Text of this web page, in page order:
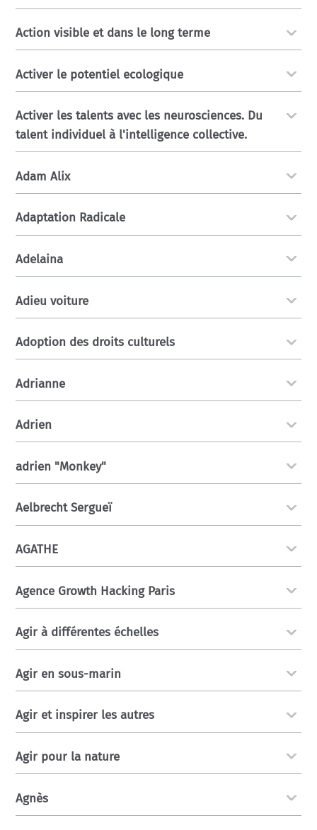
Action visible et dans le long terme
Activer le potentiel ecologique
Activer les talents avec les neurosciences. Du
talent individuel à l'intelligence collective.
Adam Alix
Adaptation Radicale
Adelaina
Adieu voiture
Adoption des droits culturels
Adrianne
Adrien
adrien "Monkey"
Aelbrecht Sergueï
AGATHE
Agence Growth Hacking Paris
Agir à différentes échelles
Agir en sous-marin
Agir et inspirer les autres
Agir pour la nature
Agnès